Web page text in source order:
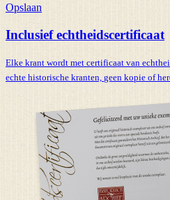
Opslaan
Inclusief echtheidscertificaat
Elke krant wordt met certificaat van
echte historische kranten, geen kopie of